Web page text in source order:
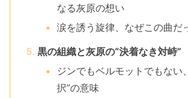
なる灰原の想い
涙を誘う旋律、なぜこの曲だ
黒の組織と灰原の“決着なき対峙”
ジンでもベルモットでもない
択”の意味